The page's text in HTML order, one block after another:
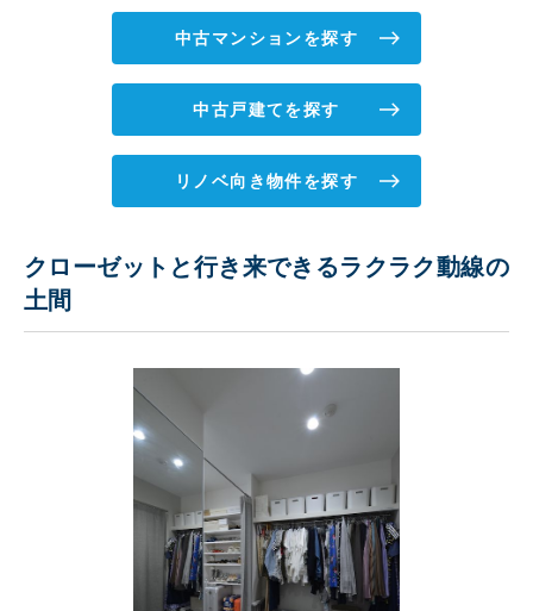
中古マンションを探す
中古戸建てを探す
リノベ向き物件を探す
クローゼットと行き来できるラクラク動線の
土間